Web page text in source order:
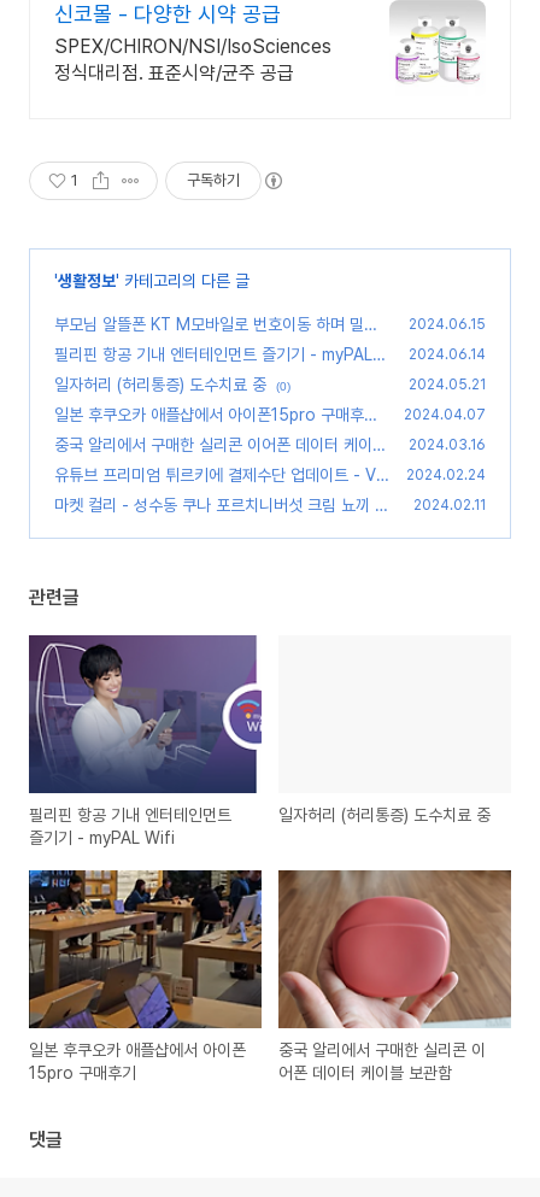
신코몰 - 다양한 시약 공급
SPEX/CHIRON/NSI/IsoSciences
정식대리점. 표준시약/균주 공급
1 구독하기
'생활정보' 카테고리의 다른 글
부모님 알뜰폰 KT M모바일로 번호이동 하며 밀리
의서재 평생구독 0원
(0)
2024.06.15
필리핀 항공 기내 엔터테인먼트 즐기기 - myPAL
Wifi
(0)
2024.06.14
일자허리 (허리통증) 도수치료 중 (0) 2024.05.21
일본 후쿠오카 애플샵에서 아이폰15pro 구매후기
(0)
2024.04.07
중국 알리에서 구매한 실리콘 이어폰 데이터 케이블
보관함
(0)
2024.03.16
유튜브 프리미엄 튀르키에 결제수단 업데이트 - VI
SA 불가, VPN연결 필요
(0)
2024.02.24
마켓 컬리 - 성수동 쿠나 포르치니버섯 크림 뇨끼 2024.02.11
관련글
필리핀 항공 기내 엔터테인먼트
즐기기 - myPAL Wifi
일자허리 (허리통증) 도수치료 중
일본 후쿠오카 애플샵에서 아이폰
15pro 구매후기
중국 알리에서 구매한 실리콘 이
어폰 데이터 케이블 보관함
댓글